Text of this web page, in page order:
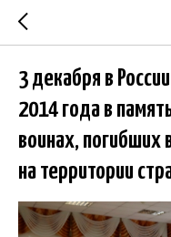
3 декабря в
2014 года в
воинах, погибших
на территории